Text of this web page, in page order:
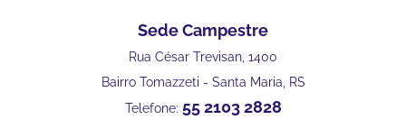
Sede Campestre
Rua César Trevisan, 1400
Bairro Tomazzeti - Santa Maria, RS
Telefone: 55 2103 2828